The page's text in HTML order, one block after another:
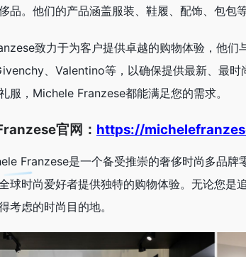
品。他们的产品涵盖服装、鞋履、配饰、包包
致力于为客户提供卓越的购物体验，他
、Valentino等，以确保提供最新、最
服，Michele Franzese都能满足您的需求。
官网： https://
Franzese是一个备受推崇的奢侈时尚多品牌
球时尚爱好者提供独特的购物体验。无论您
考虑的时尚目的地。